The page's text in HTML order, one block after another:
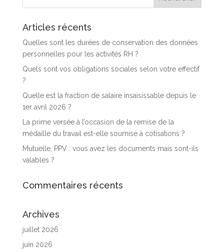
Articles récents
Quelles sont les durées de conservation des données
personnelles pour les activités RH ?
Quels sont vos obligations sociales selon votre effectif
?
Quelle est la fraction de salaire insaisissable depuis le
1er avril 2026 ?
La prime versée à l’occasion de la remise de la
médaille du travail est-elle soumise à cotisations ?
Mutuelle, PPV : vous avez les documents mais sont-ils
valables ?
Commentaires récents
Archives
juillet 2026
juin 2026